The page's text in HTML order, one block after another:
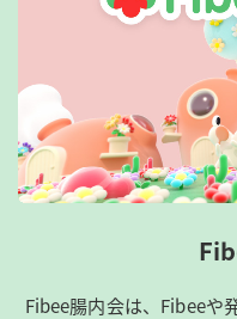
Fibee腸内会は、​Fibeeや